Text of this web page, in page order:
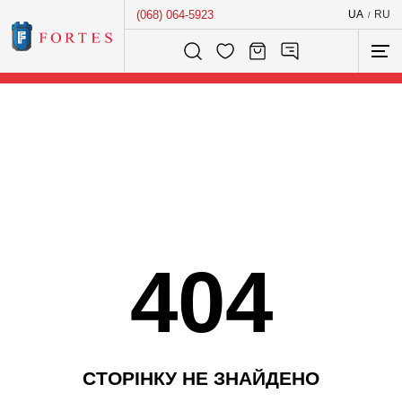
(068) 064-5923 UA / RU
Розумний пошук...
404
СТОРІНКУ НЕ ЗНАЙДЕНО